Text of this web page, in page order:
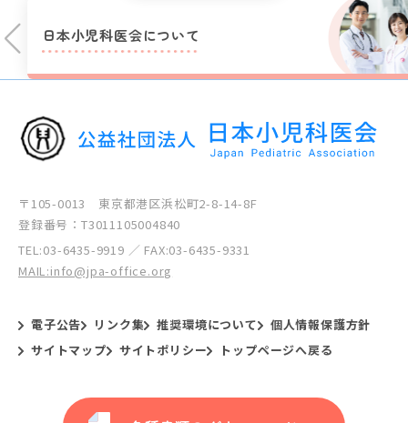
日本小児科医会について
〒105-0013 東京都港区浜松町2-8-14-8F
登録番号：T3011105004840
TEL:03-6435-9919 ／ FAX:03-6435-9331
MAIL:info@jpa-office.org
電子公告 リンク集 推奨環境について
個人情報保護方針
サイトマップ
サイトポリシー トップページへ戻る